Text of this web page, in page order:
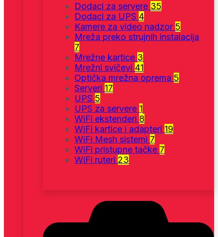
Dodaci za servere 35
Dodaci za UPS 4
Kamere za video nadzor 5
Mreža preko strujnih instalacija
7
Mrežne kartice 3
Mrežni svičevi 41
Optička mrežna oprema 5
Serveri 17
UPS 5
UPS za servere 1
WiFi ekstenderi 8
WiFi kartice i adapteri 19
WiFi Mesh sistemi 7
WiFi pristupne tačke 7
WiFi ruteri 23